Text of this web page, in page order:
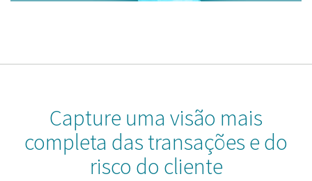
Capture uma visão mais
completa das transações e do
risco do cliente